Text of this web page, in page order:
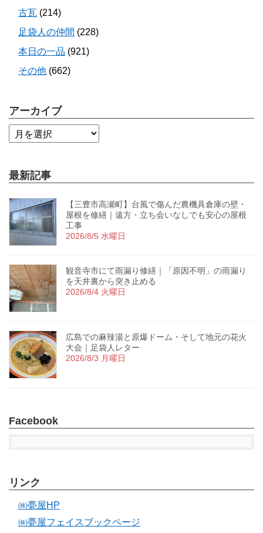
古瓦 (214)
足袋人の仲間 (228)
本日の一品 (921)
その他 (662)
アーカイブ
最新記事
【三豊市高瀬町】台風で傷んだ農機具倉庫の壁・
屋根を修繕｜遠方・立ち会いなしでも安心の屋根
工事
2026/8/5 水曜日
観音寺市にて雨漏り修繕｜「原因不明」の雨漏り
を天井裏から突き止める
2026/8/4 火曜日
広島での麻辣湯と原爆ドーム・そして地元の花火
大会｜足袋人レター
2026/8/3 月曜日
Facebook
リンク
㈱甍屋HP
㈱甍屋フェイスブックページ